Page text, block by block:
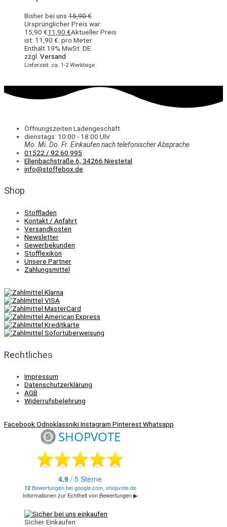
Bisher bei uns 15,90€
Ursprünglicher Preis war:
15,90 €11,90 €Aktueller Preis
ist: 11,90 €. pro Meter
Enthält 19% MwSt. DE
zzgl. Versand
Lieferzeit: ca. 1-2 Werktage
Öffnungszeiten Ladengeschäft
dienstags: 10:00 - 18:00 Uhr
Mo. Mi. Do. Fr. Einkaufennach telefonischer Absprache
01522 / 92 60 995
Ellenbachstraße 6, 34266 Niestetal
info@stoffebox.de
Shop
Stoffladen
Kontakt / Anfahrt
Versandkosten
Newsletter
Gewerbekunden
Stofflexikon
Unsere Partner
Zahlungsmittel
Rechtliches
Impressum
Datenschutzerklärung
AGB
Widerrufsbelehrung
FacebookOdnoklassnikiInstagram PinterestWhatsapp
Sicher Einkaufen